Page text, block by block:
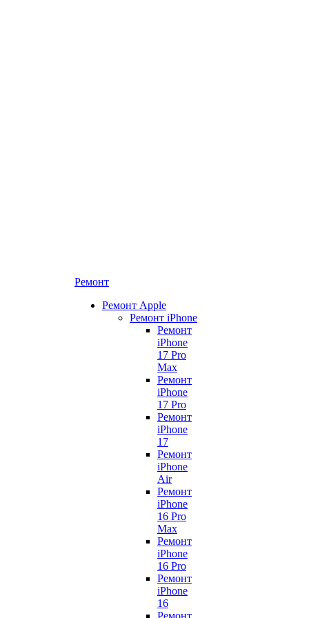
Ремонт
Ремонт Apple
Ремонт iPhone
Ремонт
iPhone
17 Pro
Max
Ремонт
iPhone
17 Pro
Ремонт
iPhone
17
Ремонт
iPhone
Air
Ремонт
iPhone
16 Pro
Max
Ремонт
iPhone
16 Pro
Ремонт
iPhone
16
Ремонт